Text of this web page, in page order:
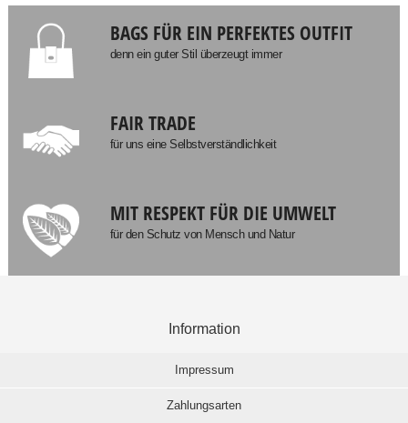
BAGS FÜR EIN PERFEKTES OUTFIT
denn ein guter Stil überzeugt immer
FAIR TRADE
für uns eine Selbstverständlichkeit
MIT RESPEKT FÜR DIE UMWELT
für den Schutz von Mensch und Natur
Information
Impressum
Zahlungsarten